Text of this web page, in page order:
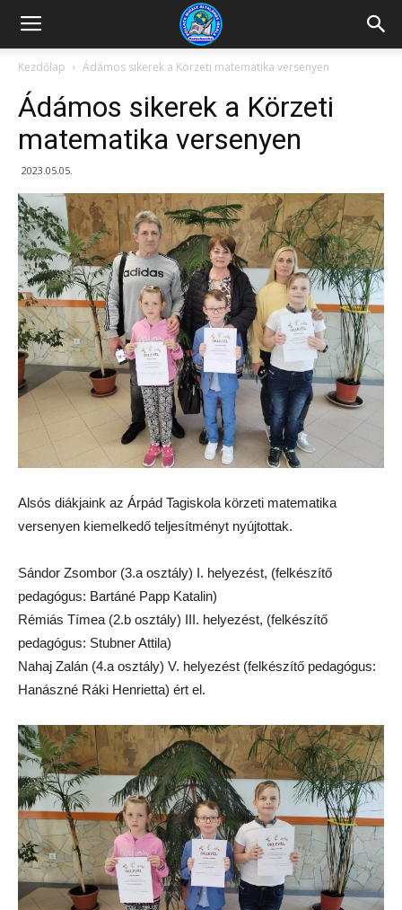
Kazincbarcikai
Pollack
Mihály
Általános
Iskola
Kezdőlap Ádámos sikerek a Körzeti matematika versenyen
Ádámos sikerek a Körzeti
matematika versenyen
2023.05.05.
Alsós diákjaink az Árpád Tagiskola körzeti matematika
versenyen kiemelkedő teljesítményt nyújtottak.
Sándor Zsombor (3.a osztály) I. helyezést, (felkészítő
pedagógus: Bartáné Papp Katalin)
Rémiás Tímea (2.b osztály) III. helyezést, (felkészítő
pedagógus: Stubner Attila)
Nahaj Zalán (4.a osztály) V. helyezést (felkészítő pedagógus:
Hanászné Ráki Henrietta) ért el.